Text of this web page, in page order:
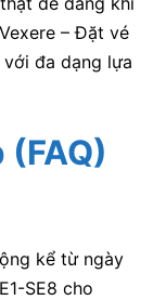
– Đặt vé
đa dạng lựa
kể từ ngày
SE8 cho